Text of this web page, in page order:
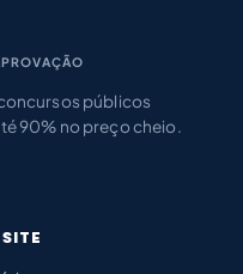
públicos
90% no preço cheio.
SITE